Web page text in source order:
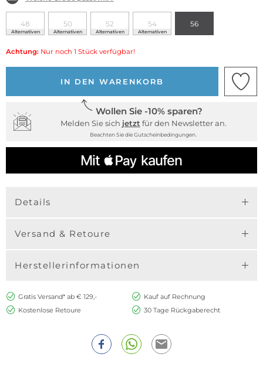
48
Alternativen
50
Alternativen
52
Alternativen
54
Alternativen
56
Achtung: Nur noch 1 Stück verfügbar!
IN DEN WARENKORB
Wollen Sie -10% sparen?
Melden Sie sich jetzt für den Newsletter an.
Beachten Sie die Gutscheinbedingungen.
Details
Versand & Retoure
Herstellerinformationen
Gratis Versand* ab € 129,-
Kauf auf Rechnung
Kostenlose Retoure
30 Tage Rückgaberecht